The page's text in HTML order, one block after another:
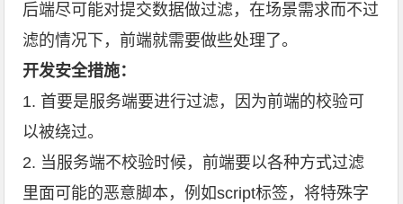
后端尽可能对提交数据做过滤，在场景需求而不过
滤的情况下，前端就需要做些处理了。
开发安全措施：
1. 首要是服务端要进行过滤，因为前端的校验可
以被绕过。
2. 当服务端不校验时候，前端要以各种方式过滤
里面可能的恶意脚本，例如script标签，将特殊字